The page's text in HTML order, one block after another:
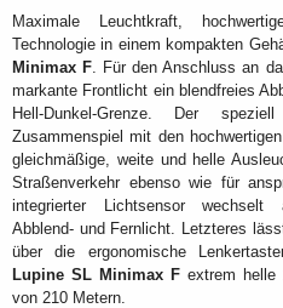
Maximale Leuchtkraft,
Technologie in einem kompakten
Minimax F . Für den Anschluss an
markante Frontlicht ein blendfreies
Hell-Dunkel-Grenze. Der
Zusammenspiel mit den
gleichmäßige, weite und helle
Straßenverkehr ebenso wie für
integrierter Lichtsensor wechselt
Abblend- und Fernlicht. Letzteres
über die ergonomische
Lupine SL Minimax F extrem helle
von 210 Metern.